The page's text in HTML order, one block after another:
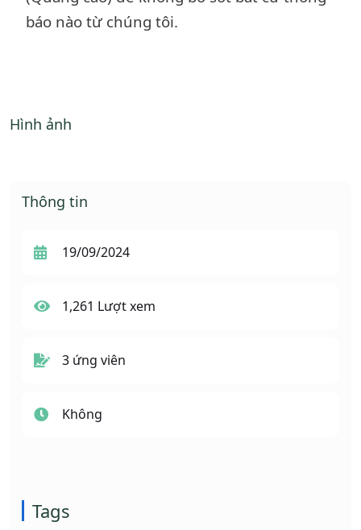
báo nào từ chúng tôi.
Hình ảnh
Thông tin
19/09/2024
1,261 Lượt xem
3 ứng viên
Không
Tags